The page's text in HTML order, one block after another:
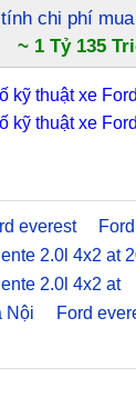
chi phí
~ 1 Tỷ 135
kỹ thuật xe
kỹ thuật xe
everest
2.0l 4x2 at
2.0l 4x2 at
Nội
Ford